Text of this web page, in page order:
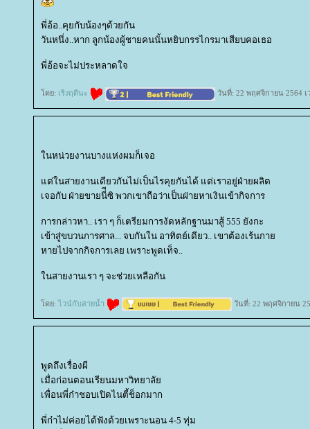
พี่อ้อ..คุยกับน้องๆด้วยกัน
วันหนึ่ง..หาก ลูกน้องผู้ชายคนนั้นหยิบกรรไกรมาเสียบคอเธอ
พี่อ้อจะไม่ประหลาดใจ
ดย: เริงฤดีนะ วันที่: 22 พฤศจิกายน 2564 เ
นหน่วยงานบางแห่งผมก็เจอ
ต่ในสายงานเดียวกันไม่เป็นไรคุยกันได้ แต่เราอยู่ฝ่ายผลิต
เจอกับ ฝ่ายขายนี่ีซิ พวกเขาถือว่าเป็นฝ่ายหาเงินเข้ากิจการ
การกล่าวหา.. เรา ๆ ก็เตรียมการงัดหลักฐานมาสู้ 555 ยังกะ
เข้าสู่ขบวนการศาล... จบกันใน อาทิตย์เดียว.. เขาต้องเร้นกา
หายไปจากกิจการเลย เพราะพูดเท็จ..
นสายงานเรา ๆ จะช่วยเหลือกัน
ดย:ไวน์กับสายน้ำ วันที่: 22 พฤศจิกายน
พูดถึงเรื่องผี
เมื่อก่อนตอนเรียนมหาวิทยาลั
เพื่อนพี่ก๋าชอบเปิดไนตี้ช็อกมาก
พี่ก๋าไม่ค่อยได้ฟังด้วยเพราะนอน 4-5 ทุ่ม